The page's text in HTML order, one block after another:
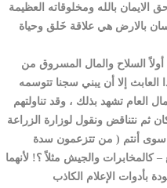
بالله ومخلوقاته العظيمة
بالارض هي علاقة خَلق وحياة
السلاح والمال المسروق من
إلا أن يبني سجنا تتوسمه
العام تشهد بذلك ، وقد تناولتهم
نتناقض ونقول لوزارة الزراعة
سوى أنتم ( من تتزعمون سدة
كالمخابرات والجيش مثلاً ؟! لأنهما